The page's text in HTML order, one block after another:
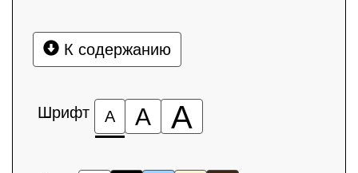
К содержанию
Шрифт А А А